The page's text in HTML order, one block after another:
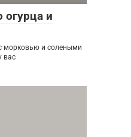
огурца и
морковью и солеными
вас